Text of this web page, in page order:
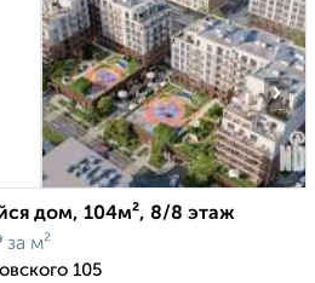
›
дом, 104м², 8/8 этаж
за м²
105